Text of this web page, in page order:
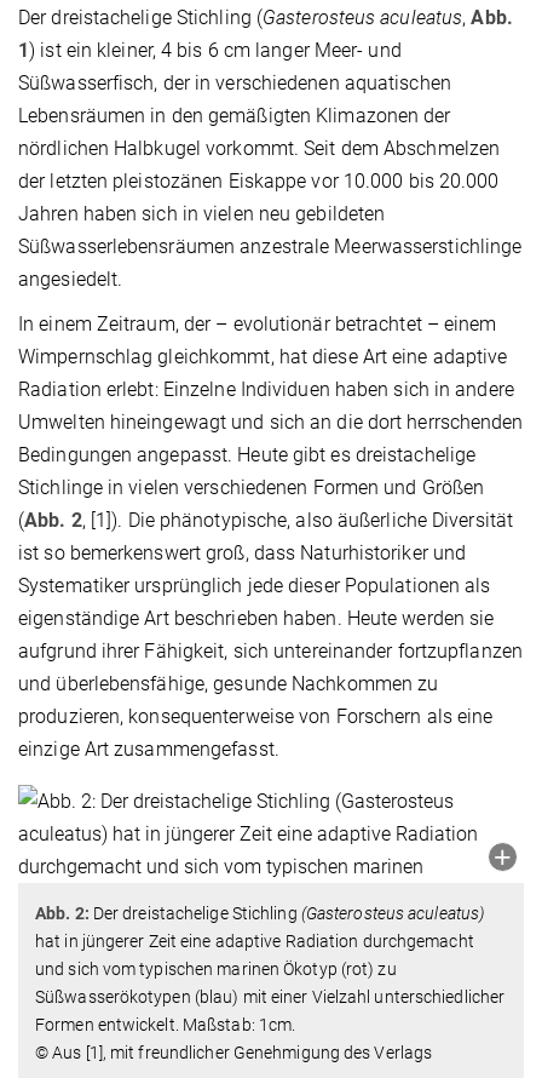
Der dreistachelige Stichling (Gasterosteus aculeatus,Abb.
1 ) ist ein kleiner, 4 bis 6 cm langer Meer- und
Süßwasserfisch, der in verschiedenen aquatischen
Lebensräumen in den gemäßigten Klimazonen der
nördlichen Halbkugel vorkommt. Seit dem Abschmelzen
der letzten pleistozänen Eiskappe vor 10.000 bis 20.000
Jahren haben sich in vielen neu gebildeten
Süßwasserlebensräumen anzestrale Meerwasserstichlinge
angesiedelt.
In einem Zeitraum, der – evolutionär betrachtet – einem
Wimpernschlag gleichkommt, hat diese Art eine adaptive
Radiation erlebt: Einzelne Individuen haben sich in andere
Umwelten hineingewagt und sich an die dort herrschenden
Bedingungen angepasst. Heute gibt es dreistachelige
Stichlinge in vielen verschiedenen Formen und Größen
(Abb. 2, [1]). Die phänotypische, also äußerliche Diversität
ist so bemerkenswert groß, dass Naturhistoriker und
Systematiker ursprünglich jede dieser Populationen als
eigenständige Art beschrieben haben. Heute werden sie
aufgrund ihrer Fähigkeit, sich untereinander fortzupflanzen
und überlebensfähige, gesunde Nachkommen zu
produzieren, konsequenterweise von Forschern als eine
einzige Art zusammengefasst.
Abb. 2: Der dreistachelige Stichling (Gasterosteus aculeatus)
hat in jüngerer Zeit eine adaptive Radiation durchgemacht
und sich vom typischen marinen Ökotyp (rot) zu
Süßwasserökotypen (blau) mit einer Vielzahl unterschiedlicher
Formen entwickelt. Maßstab: 1cm.
© Aus [1], mit freundlicher Genehmigung des Verlags